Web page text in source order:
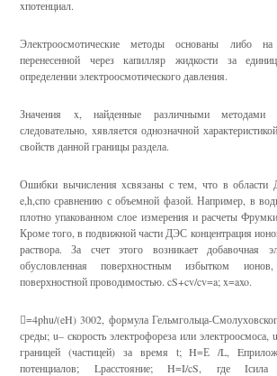
xпотенциал.
Электроосмотические методы основаны либо
перенесенной через капилляр жидкости за
определении электроосмотического давления.
Значения x, найденные различными методами
следовательно, xявляется однозначной
свойств данной границы раздела.
Ошибки вычисления xсвязаны с тем, что в области
e,h,cпо сравнению с объемной фазой. Например, в
плотно упакованном слое измерения и расчеты
Кроме того, в подвижной части ДЭС концентрация
раствора. За счет этого возникает добавочная
обусловленная поверхностным избытком
поверхностной проводимостью. cS+cv/cv=a; x=axo.
=4phu/(eH) 3002, формула Гельмгольца-
среды; u– скорость электрофореза или
границей (частицей) за время t; H=Е /L,
потенциалов; Lрасстояние; H=I/cS, где